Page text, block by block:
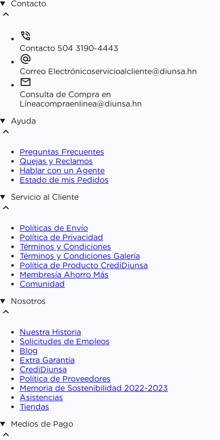
Contacto
expand_less
phone_in_talk
Contacto 504 3190-4443
alternate_email
Correo Electrónicoservicioalcliente@diunsa.hn
mail
Consulta de Compra en
Líneacompraenlinea@diunsa.hn
Ayuda
expand_less
Preguntas Frecuentes
Quejas y Reclamos
Hablar con un Agente
Estado de mis Pedidos
Servicio al Cliente
expand_less
Políticas de Envío
Política de Privacidad
Términos y Condiciones
Términos y Condiciones Galería
Política de Producto CrediDiunsa
Membresía Ahorro Más
Comunidad
Nosotros
expand_less
Nuestra Historia
Solicitudes de Empleos
Blog
Extra Garantía
CrediDiunsa
Política de Proveedores
Memoria de Sostenibilidad 2022-2023
Asistencias
Tiendas
Medios de Pago
expand_less